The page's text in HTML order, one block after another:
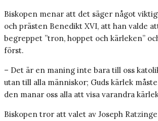
Biskopen menar att det säger något
och prästen Benedikt XVI, att han valde
begreppet ”tron, hoppet och kärleken”
först.
– Det är en maning inte bara till oss
utan till alla människor; Guds kärlek
den manar oss alla att visa varandra
Biskopen tror att valet av Joseph